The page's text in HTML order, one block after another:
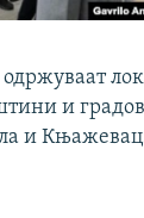
одржуваат
и
и